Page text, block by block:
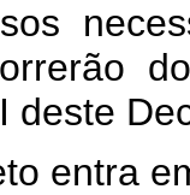
deste
entra